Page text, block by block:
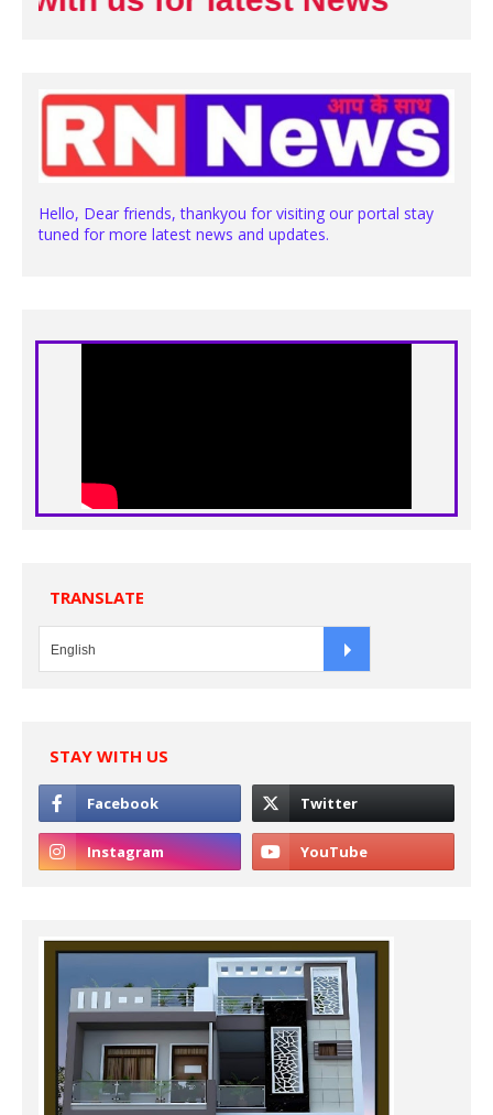
Hello, Dear friends, thankyou for visiting our portal stay
tuned for more latest news and updates.
TRANSLATE
STAY WITH US